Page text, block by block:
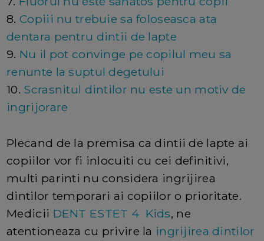
8.Copiii nu trebuie sa foloseasca ata
dentara pentru dintii de lapte
9. Nu il pot convinge pe copilul meu sa
renunte la suptul degetului
10. Scrasnitul dintilor nu este un motiv de
ingrijorare
Plecand de la premisa ca dintii de lapte ai
copiilor vor fi inlocuiti cu cei definitivi,
multi parinti nu considera ingrijirea
dintilor temporari ai copiilor o prioritate.
Medicii DENT ESTET 4 Kids, ne
atentioneaza cu privire la ingrijirea dintilor